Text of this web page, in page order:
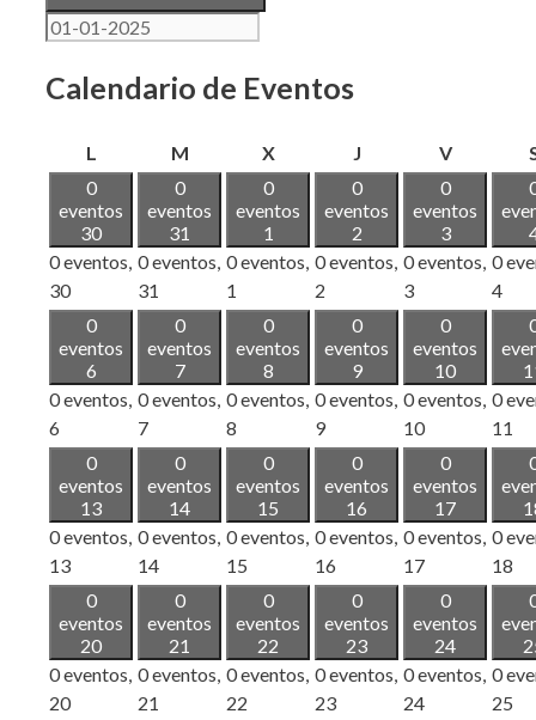
Calendario de Eventos
L Mmartes Xmiércoles
Jjueves Vviernes
0
eventos
30
0 eventos,
30
0
eventos
31
0 eventos,
31
0
eventos
1
0 eventos,
1
0
eventos
2
0 eventos,
2
0
eventos
3
0 eventos,
3
0
4
0
eventos
6
0 eventos,
6
0
eventos
7
0 eventos,
7
0
eventos
8
0 eventos,
8
0
eventos
9
0 eventos,
9
0
eventos
10
0 eventos,
10
0
11
0
eventos
13
0 eventos,
13
0
eventos
14
0 eventos,
14
0
eventos
15
0 eventos,
15
0
eventos
16
0 eventos,
16
0
eventos
17
0 eventos,
17
0
18
0
eventos
20
0 eventos,
20
0
eventos
21
0 eventos,
21
0
eventos
22
0 eventos,
22
0
eventos
23
0 eventos,
23
0
eventos
24
0 eventos,
24
0
25